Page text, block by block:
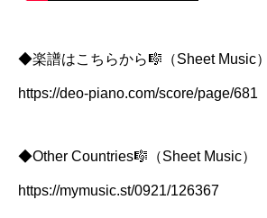
◆楽譜はこちらから🎼（Sheet Music）
https://deo-piano.com/score/page/681
◆Other Countries🎼（Sheet Music）
https://mymusic.st/0921/126367